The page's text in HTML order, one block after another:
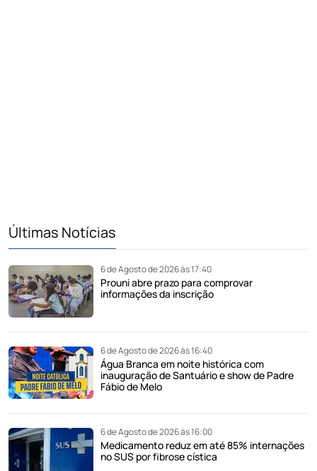
Últimas Notícias
6 de Agosto de 2026 às 17:40
Prouni abre prazo para comprovar
informações da inscrição
6 de Agosto de 2026 às 16:40
Água Branca em noite histórica com
inauguração de Santuário e show de Padre
Fábio de Melo
6 de Agosto de 2026 às 16:00
Medicamento reduz em até 85% internações
no SUS por fibrose cística